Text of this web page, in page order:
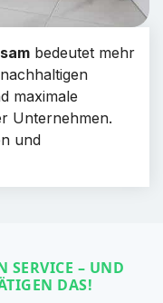
bedeutet mehr
maximale
Unternehmen.
und
SERVICE – UND
DAS!